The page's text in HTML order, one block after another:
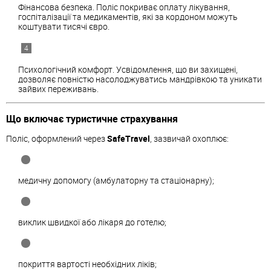
Фінансова безпека. Поліс покриває оплату лікування,
госпіталізації та медикаментів, які за кордоном можуть
коштувати тисячі євро.
Психологічний комфорт. Усвідомлення, що ви захищені,
дозволяє повністю насолоджуватись мандрівкою та уникати
зайвих переживань.
Що включає туристичне страхування
Поліс, оформлений черезSafeTravel, зазвичай охоплює:
медичну допомогу (амбулаторну та стаціонарну);
виклик швидкої або лікаря до готелю;
покриття вартості необхідних ліків;